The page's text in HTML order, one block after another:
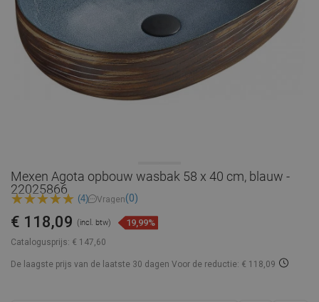
Mexen Agota opbouw wasbak 58 x 40 cm, blauw -
22025866
(4) Vragen(0)
Catalogusprijs: € 147,60
€ 118,09 (incl. btw) 19,99%
De laagste prijs van de laatste 30 dagen Voor de reductie: € 118,09